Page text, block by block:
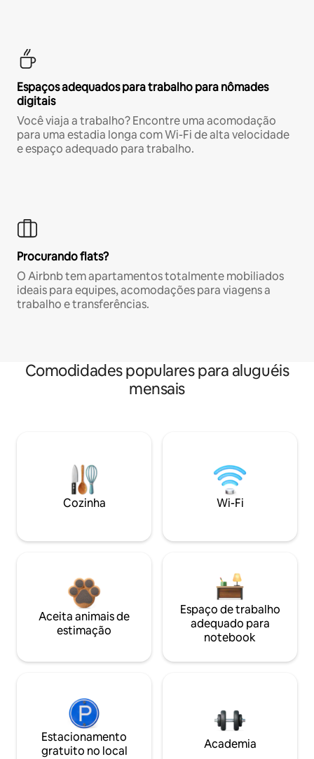
Espaços adequados para trabalho para nômades
digitais
Você viaja a trabalho? Encontre uma acomodação
para uma estadia longa com Wi-Fi de alta velocidade
e espaço adequado para trabalho.
Procurando flats?
O Airbnb tem apartamentos totalmente mobiliados
ideais para equipes, acomodações para viagens a
trabalho e transferências.
Comodidades populares para aluguéis
mensais
Cozinha Wi-Fi
Aceita animais de
estimação
Espaço de trabalho
adequado para
notebook
Estacionamento
gratuito no local
Academia